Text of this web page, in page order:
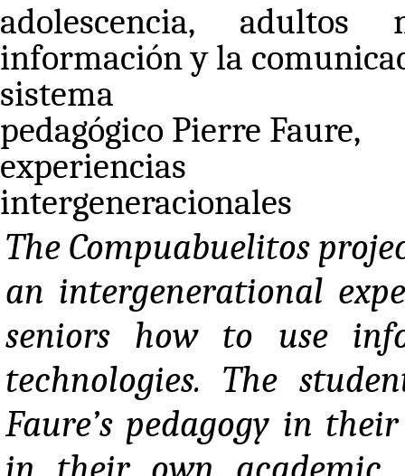
adolescencia,
información y la
sistema
pedagógico Pierre Faure,
experiencias
intergeneracionales
The Compuabuelitos
an intergenerational
seniors how to use
technologies. The
Faure’s pedagogy in